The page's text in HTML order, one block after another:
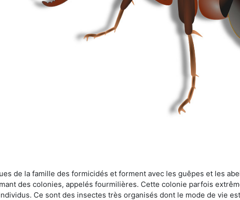
de la famille des formicidés et forment avec les guêpes et les
des colonies, appelés fourmilières. Cette colonie parfois
Ce sont des insectes très organisés dont le mode de vie